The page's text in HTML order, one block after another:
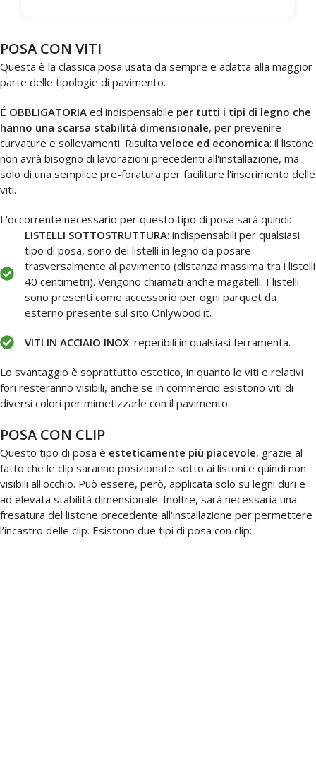
POSA CON VITI
Questa è la classica posa usata da sempre e adatta alla maggior
parte delle tipologie di pavimento.
É OBBLIGATORIA ed indispensabile per tutti i tipi di legno che
hanno una scarsa stabilità dimensionale, per prevenire
curvature e sollevamenti. Risulta veloce ed economica: il listone
non avrà bisogno di lavorazioni precedenti all'installazione, ma
solo di una semplice pre-foratura per facilitare l'inserimento delle
viti.
L'occorrente necessario per questo tipo di posa sarà quindi:
LISTELLI SOTTOSTRUTTURA: indispensabili per qualsiasi
tipo di posa, sono dei listelli in legno da posare
trasversalmente al pavimento (distanza massima tra i listelli
40 centimetri). Vengono chiamati anche magatelli. I listelli
sono presenti come accessorio per ogni parquet da
esterno presente sul sito Onlywood.it.
VITI IN ACCIAIO INOX: reperibili in qualsiasi ferramenta.
Lo svantaggio è soprattutto estetico, in quanto le viti e relativi
fori resteranno visibili, anche se in commercio esistono viti di
diversi colori per mimetizzarle con il pavimento.
POSA CON CLIP
Questo tipo di posa è esteticamente più piacevole, grazie al
fatto che le clip saranno posizionate sotto ai listoni e quindi non
visibili all'occhio. Può essere, però, applicata solo su legni duri e
ad elevata stabilità dimensionale. Inoltre, sarà necessaria una
fresatura del listone precedente all'installazione per permettere
l’incastro delle clip. Esistono due tipi di posa con clip: